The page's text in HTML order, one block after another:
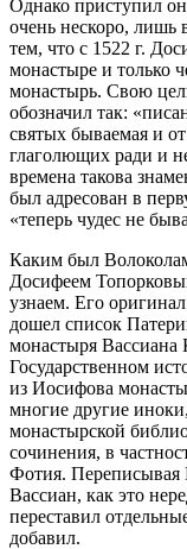
Однако приступил
очень нескоро, лишь
тем, что с 1522 г.
монастыре и только
монастырь. Свою
обозначил так:
святых бываемая и
глаголющих ради и
времена такова
был адресован в
«теперь чудес не
Каким был
Досифеем
узнаем. Его
дошел список
монастыря
Государственном
из Иосифова
многие другие
монастырской
сочинения, в
Фотия. Переписывая
Вассиан, как это
переставил
добавил.